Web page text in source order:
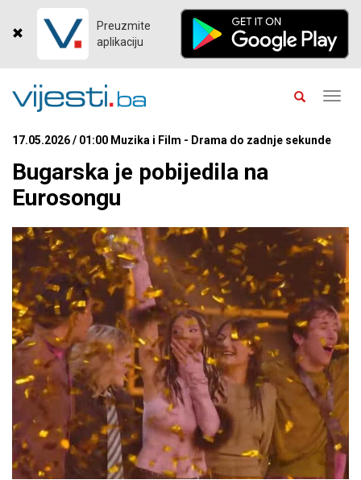
Preuzmite
aplikaciju
17.05.2026 / 01:00 Muzika i Film - Drama do zadnje sekunde
Bugarska je pobijedila na
Eurosongu